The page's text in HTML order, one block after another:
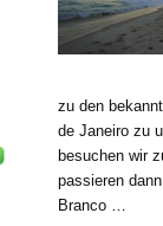
zu den
de Janeiro zu
besuchen wir
passieren
Branco …